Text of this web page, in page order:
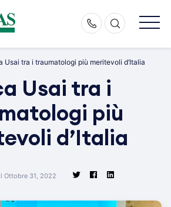
Usai tra i traumatologi più meritevoli d’Italia
Usai tra i
più
d’Italia
Ottobre 31, 2022